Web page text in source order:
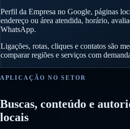
Perfil da Empresa no Google, páginas
endereço ou área atendida, horário,
WhatsApp.
Ligações, rotas, cliques e contatos são
comparar regiões e serviços com
APLICAÇÃO NO SETOR
Buscas, conteúdo e
locais